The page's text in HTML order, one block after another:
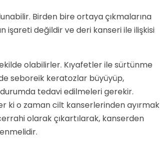
Birden bire ortaya çıkmalarına
işareti değildir ve deri kanseri ile ilişkisi
olabilirler. Kıyafetler ile sürtünme
seboreik keratozlar büyüyüp,
tedavi edilmeleri gerekir.
ki o zaman cilt kanserlerinden ayırmak
olarak çıkartılarak, kanserden